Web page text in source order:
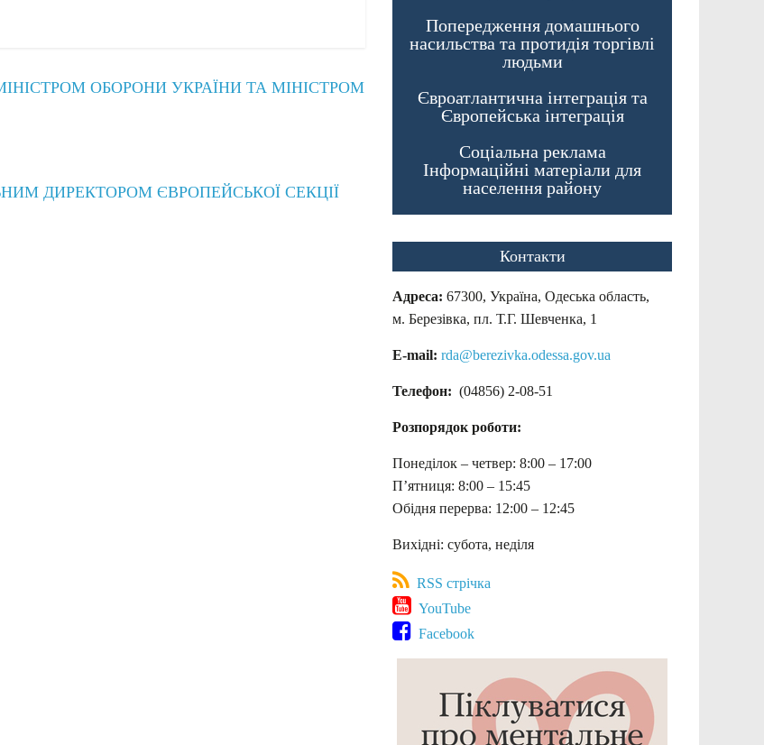
ОБОРОНИ УКРАЇНИ ТА МІНІСТРОМ
ДИРЕКТОРОМ ЄВРОПЕЙСЬКОЇ СЕКЦІЇ
Попередження домашнього
насильства та протидія торгівлі
людьми
Євроатлантична інтеграція та
Європейська інтеграція
Соціальна реклама
Інформаційні матеріали для
населення району
Контакти
Адреса: 67300, Україна, Одеська область,
м. Березівка, пл. Т.Г. Шевченка, 1
E-mail: rda@berezivka.odessa.gov.ua
Телефон: (04856) 2-08-51
Розпорядок роботи:
Понеділок – четвер: 8:00 – 17:00
П’ятниця: 8:00 – 15:45
Обідня перерва: 12:00 – 12:45
Вихідні: субота, неділя
RSS стрічка
YouTube
Facebook